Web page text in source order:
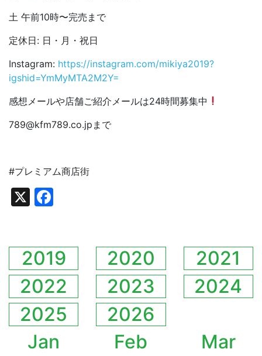
土 午前10時〜完売まで
定休日: 日・月・祝日
Instagram: https://instagram.com/mikiya2019?
igshid=YmMyMTA2M2Y=
感想メールや店舗ご紹介メールは24時間募集中
789@kfm789.co.jp まで
#プレミアム商店街
X
2019 2020
2021
2022
2023
2024
2025
2026
Jan
Feb
Mar